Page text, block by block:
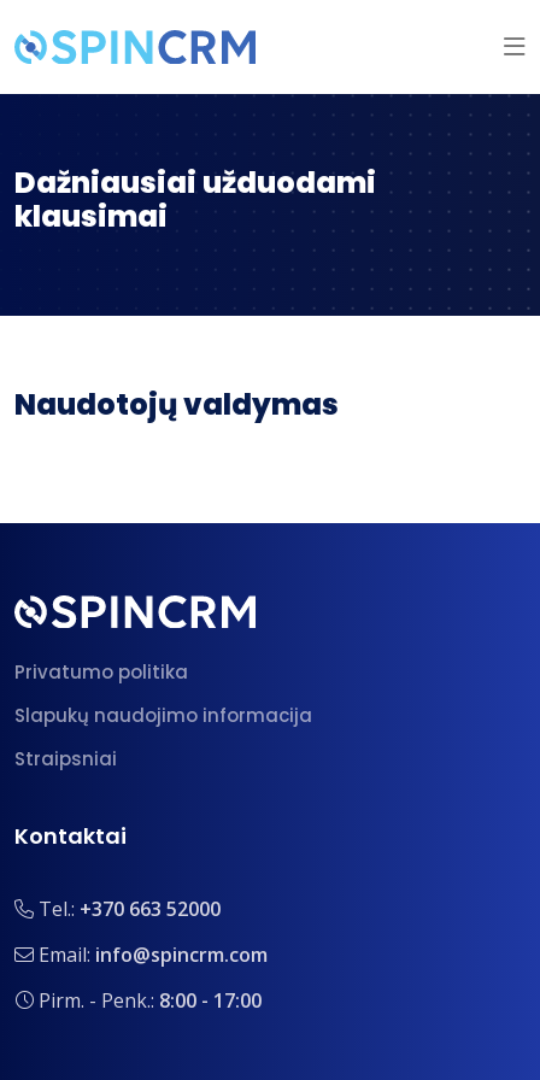
Dažniausiai užduodami
klausimai
Naudotojų valdymas
Privatumo politika
Slapukų naudojimo informacija
Straipsniai
Kontaktai
Tel.: +370 663 52000
Email: info@spincrm.com
Pirm. - Penk.: 8:00 - 17:00